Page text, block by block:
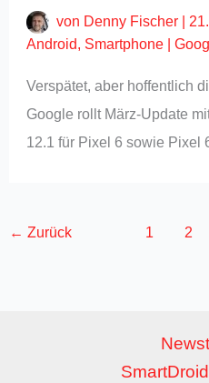
von Denny Fischer
Android, Smartphone |
Verspätet, aber hoffentlich
Google rollt März-Update
12.1 für Pixel 6 sowie Pixel
← Zurück 1 2